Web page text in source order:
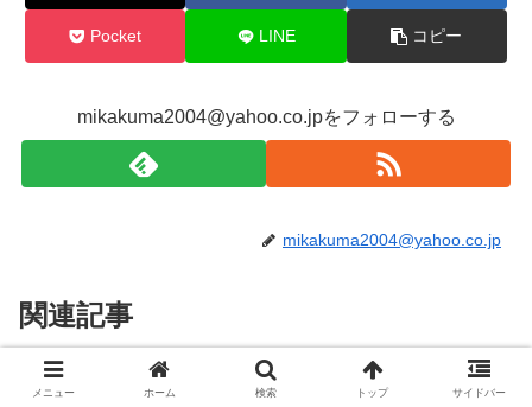
Pocket LINE コピー
mikakuma2004@yahoo.co.jpをフォローする
mikakuma2004@yahoo.co.jp
関連記事
お役立ち
Apple ID登録時のエラー「生年月
メニュー ホーム 検索 トップ サイドバー